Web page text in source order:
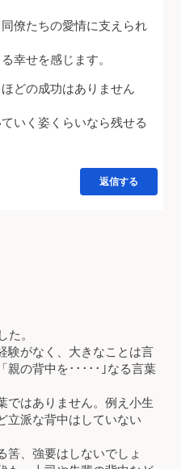
僚たちの愛情に支えられ
幸せを感じます。
どの成功はありません
いく姿くらいなら残せる
返信する
た。
験がなく、大きなことは言
親の背中を･････｣なる言葉
ではありません。例え小生
立派な背中はしていない
筈、強要はしないでしょ